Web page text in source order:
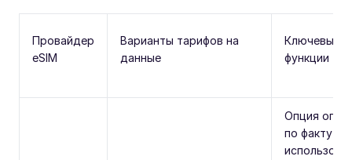
Провайдер
eSIM
Варианты тарифов на
данные
Ключевые
функции
Опция
по факту